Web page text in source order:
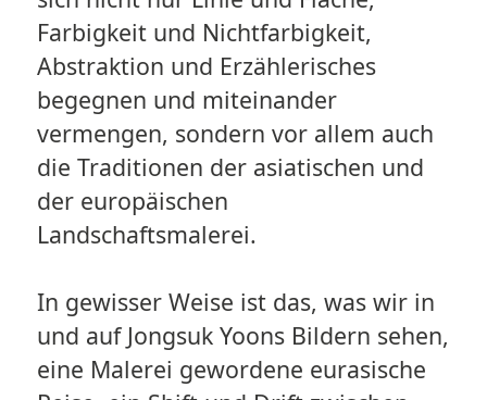
Farbigkeit und Nichtfarbigkeit,
Abstraktion und Erzählerisches
begegnen und miteinander
vermengen, sondern vor allem auch
die Traditionen der asiatischen und
der europäischen
Landschaftsmalerei.
In gewisser Weise ist das, was wir in
und auf Jongsuk Yoons Bildern sehen,
eine Malerei gewordene eurasische